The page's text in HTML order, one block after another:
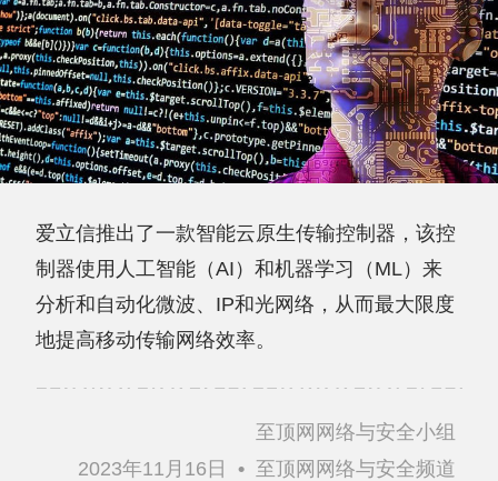
爱立信推出了一款智能云原生传输控制器，该控
制器使用人工智能（AI）和机器学习（ML）来
分析和自动化微波、IP和光网络，从而最大限度
地提高移动传输网络效率。
至顶网网络与安全小组
2023年11月16日
• 至顶网网络与安全频道